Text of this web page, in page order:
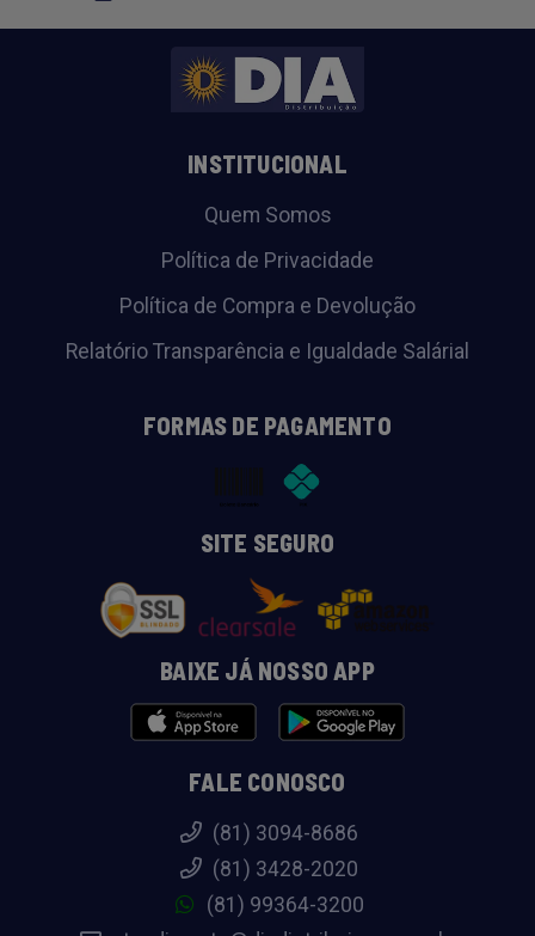
INSTITUCIONAL
Quem Somos
Política de Privacidade
Política de Compra e Devolução
Relatório Transparência e Igualdade Salárial
FORMAS DE PAGAMENTO
SITE SEGURO
BAIXE JÁ NOSSO APP
FALE CONOSCO
(81) 3094-8686
(81) 3428-2020
(81) 99364-3200